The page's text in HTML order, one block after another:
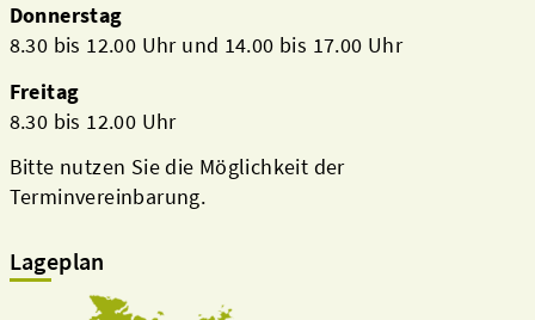
Donnerstag
8.30 bis 12.00 Uhr und 14.00 bis 17.00 Uhr
Freitag
8.30 bis 12.00 Uhr
Bitte nutzen Sie die Möglichkeit der
Terminvereinbarung.
Lageplan